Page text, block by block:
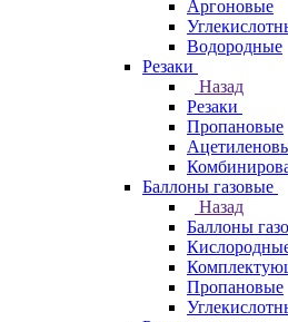
Аргоновые
Водородные
Резаки
Назад
Резаки
Пропановые
Баллоны газовые
Назад
Баллоны
Пропановые